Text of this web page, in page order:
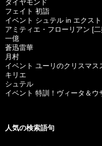
ダイヤモンド
フェイト 初詣
イベント シュテル in エクス
アミティエ・フローリアン [
一億
蒼迅雷華
月村
イベント ユーリのクリスマ
キリエ
シュテル
イベント 特訓！ヴィータ＆ウ
人気の検索語句